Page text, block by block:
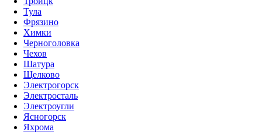
Тула
Фрязино
Химки
Черноголовка
Чехов
Шатура
Щелково
Электрогорск
Электросталь
Электроугли
Ясногорск
Яхрома